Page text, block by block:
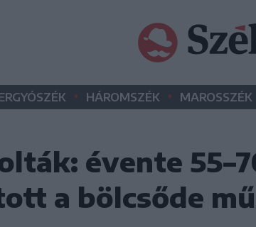
• HÁROMSZÉK • MAROSSZÉK
évente
a bölcsőde